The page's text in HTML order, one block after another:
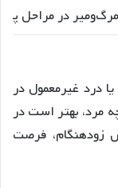
مرگ‌ومیر در مراحل
درد غیرمعمول در
مرد، بهتر است در
فرصت